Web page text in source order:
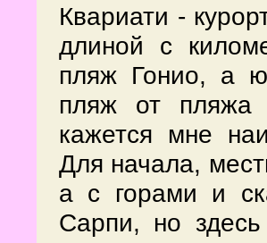
Квариати -
длиной с
пляж Гонио, а
пляж от пляжа
кажется мне
Для начала,
а с горами и
Сарпи, но